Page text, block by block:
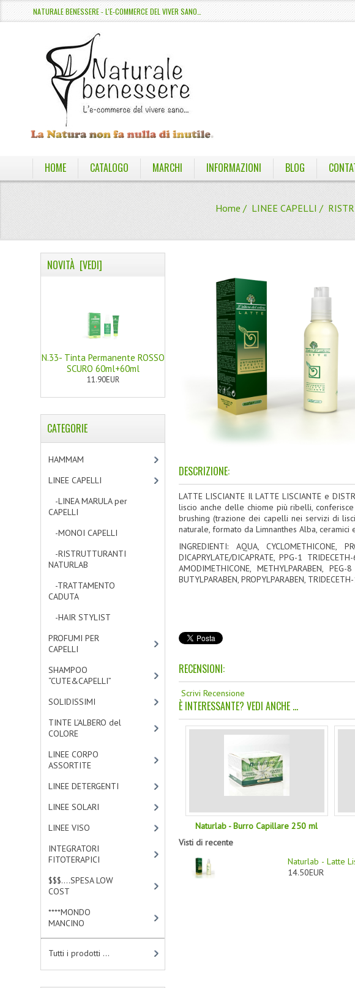
NATURALE BENESSERE - L'E-COMMERCE DEL VIVER SANO…
HOME CATALOGO MARCHI INFORMAZIONI BLOG
Home / LINEE CAPELLI /
DESCRIZIONE:
LATTE LISCIANTE Il LATTE LISCIANTE e
liscio anche delle chiome più ribelli,
brushing (trazione dei capelli nei servizi di
naturale, formato da Limnanthes Alba,
INGREDIENTI: AQUA, CYCLOMETHICONE,
DICAPRYLATE/DICAPRATE, PPG-1
AMODIMETHICONE, METHYLPARABEN,
BUTYLPARABEN, PROPYLPARABEN,
RECENSIONI:
Scrivi Recensione
È INTERESSANTE? VEDI ANCHE ...
Naturlab - Burro Capillare 250 ml
Visti di recente
Naturlab - Latte
14.50EUR
NOVITÀ [VEDI]
N.33- Tinta Permanente ROSSO
SCURO 60ml+60ml
11.90EUR
CATEGORIE
HAMMAM
LINEE CAPELLI
-LINEA MARULA per
CAPELLI
-MONOI CAPELLI
-RISTRUTTURANTI
NATURLAB
-TRATTAMENTO
CADUTA
-HAIR STYLIST
PROFUMI PER
CAPELLI
SHAMPOO
“CUTE&CAPELLI”
SOLIDISSIMI
TINTE L’ALBERO del
COLORE
LINEE CORPO
ASSORTITE
LINEE DETERGENTI
LINEE SOLARI
LINEE VISO
INTEGRATORI
FITOTERAPICI
$$$....SPESA LOW
COST
****MONDO
MANCINO
Tutti i prodotti ...